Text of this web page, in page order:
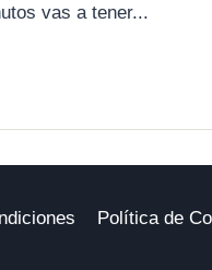
vas a tener...
Política de